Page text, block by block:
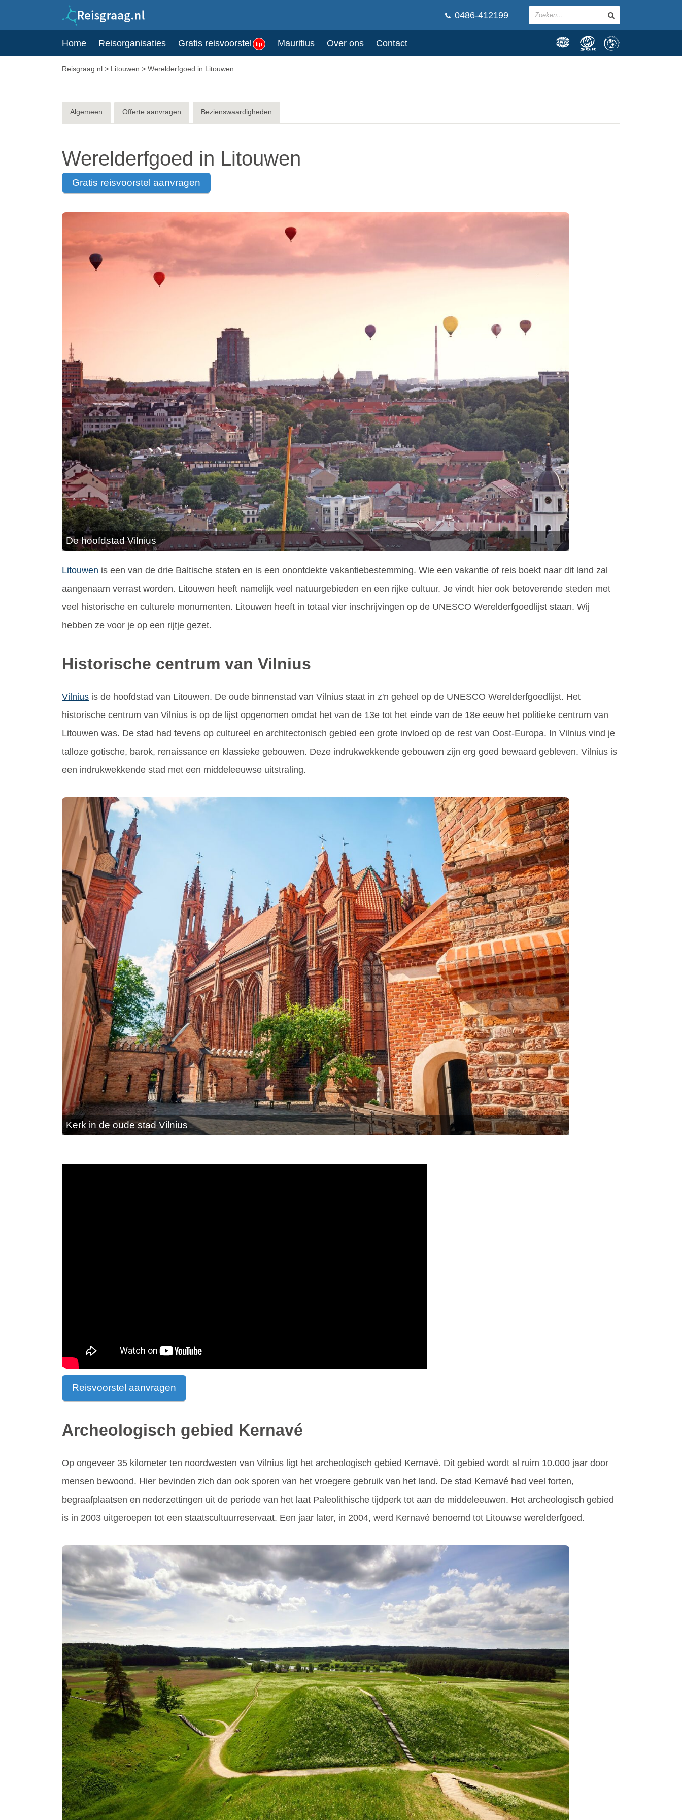
0486-412199
Home Reisorganisaties Gratis reisvoorstel tip Mauritius Over ons Contact
Reisgraag.nl > Litouwen > Werelderfgoed in Litouwen
Algemeen Offerte aanvragen Bezienswaardigheden
Werelderfgoed in Litouwen
gratis reisvoorstel aanvragen
De hoofdstad Vilnius
Litouwen is een van de drie Baltische staten en is een onontdekte vakantiebestemming. Wie een vakantie of reis boekt naar dit land zal
aangenaam verrast worden. Litouwen heeft namelijk veel natuurgebieden en een rijke cultuur. Je vindt hier ook betoverende steden met
veel historische en culturele monumenten. Litouwen heeft in totaal vier inschrijvingen op de UNESCO Werelderfgoedlijst staan. Wij
hebben ze voor je op een rijtje gezet.
Historische centrum van Vilnius
Vilnius is de hoofdstad van Litouwen. De oude binnenstad van Vilnius staat in z'n geheel op de UNESCO Werelderfgoedlijst. Het
historische centrum van Vilnius is op de lijst opgenomen omdat het van de 13e tot het einde van de 18e eeuw het politieke centrum van
Litouwen was. De stad had tevens op cultureel en architectonisch gebied een grote invloed op de rest van Oost-Europa. In Vilnius vind je
talloze gotische, barok, renaissance en klassieke gebouwen. Deze indrukwekkende gebouwen zijn erg goed bewaard gebleven. Vilnius is
een indrukwekkende stad met een middeleeuwse uitstraling.
Kerk in de oude stad Vilnius
Reisvoorstel aanvragen
Archeologisch gebied Kernavé
Op ongeveer 35 kilometer ten noordwesten van Vilnius ligt het archeologisch gebied Kernavé. Dit gebied wordt al ruim 10.000 jaar door
mensen bewoond. Hier bevinden zich dan ook sporen van het vroegere gebruik van het land. De stad Kernavé had veel forten,
begraafplaatsen en nederzettingen uit de periode van het laat Paleolithische tijdperk tot aan de middeleeuwen. Het archeologisch gebied
is in 2003 uitgeroepen tot een staatscultuurreservaat. Een jaar later, in 2004, werd Kernavé benoemd tot Litouwse werelderfgoed.